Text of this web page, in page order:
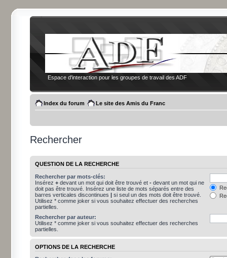
Espace d'interaction pour les groupes de travail des ADF
Index du forum Le site des Amis du Franc
Rechercher
QUESTION DE LA RECHERCHE
Rechercher par mots-clés:
Insérez + devant un mot qui doit être trouvé et - devant un mot qui ne
doit pas être trouvé. Insérez une liste de mots séparés entre des
barres verticales discontinues | si seul un des mots doit être trouvé.
Utilisez * comme joker si vous souhaitez effectuer des recherches
partielles.
Rechercher par auteur:
Utilisez * comme joker si vous souhaitez effectuer des recherches
partielles.
OPTIONS DE LA RECHERCHE